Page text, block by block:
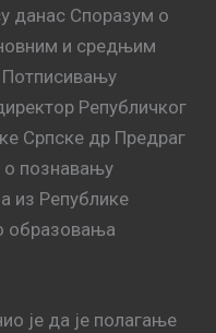
данас Споразум о
и средњим
Републичког
Српске др Предраг
пoзнaвaњу
из Републике
oбрaзoвaњa
је да је полагање